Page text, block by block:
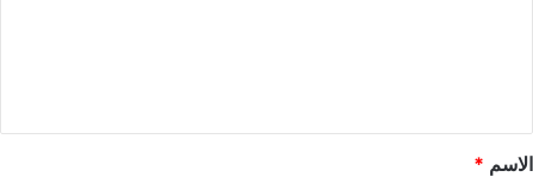
*
الاسم *